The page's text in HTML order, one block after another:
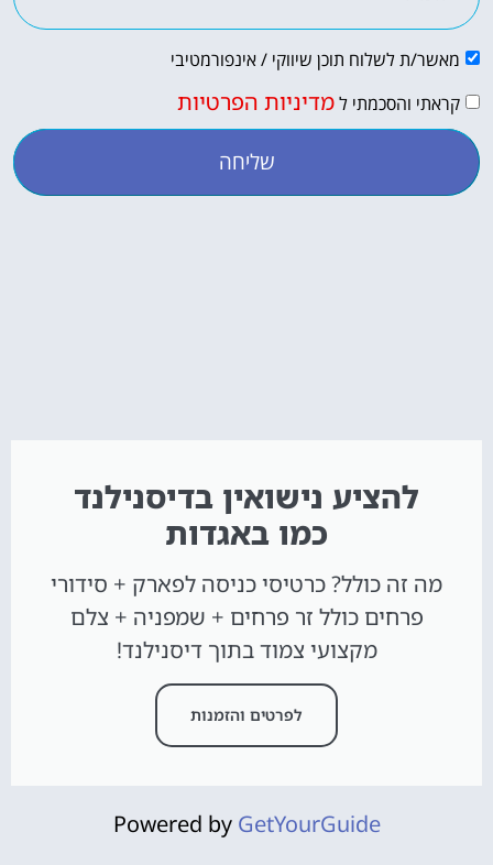
מאשר/ת לשלוח תוכן שיווקי / אינפורמטיבי
קראתי והסכמתי למדיניות הפרטיות
שליחה
להציע נישואין בדיסנילנד
כמו באגדות
מה זה כולל? כרטיסי כניסה לפארק + סידורי
פרחים כולל זר פרחים + שמפניה + צלם
מקצועי צמוד בתוך דיסנילנד!
לפרטים והזמנות
Powered by GetYourGuide